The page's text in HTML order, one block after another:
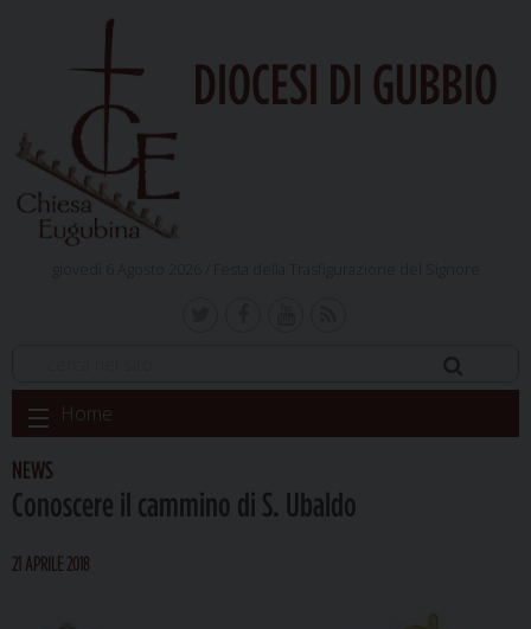
DIOCESI DI GUBBIO
Skip
to
content
Home
NEWS
Conoscere il cammino di S. Ubaldo
21 APRILE 2018